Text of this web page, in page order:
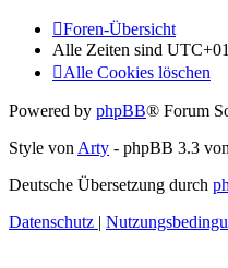
Foren-Übersicht
Alle Zeiten sind
Alle Cookies löschen
Powered by phpBB® Forum
Style vonArty - phpBB 3.3
Deutsche Übersetzung durch
Datenschutz |